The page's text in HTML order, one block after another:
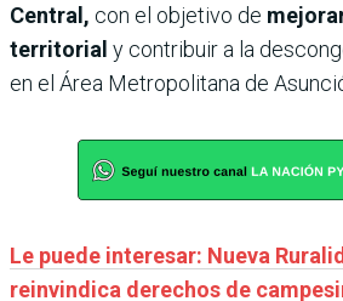
Central, con el objetivo de
territorial y contribuir a la
en el Área Metropolitana de
Le puede interesar: Nueva
reinvindica derechos de